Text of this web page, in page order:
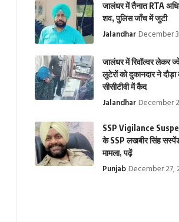
जालंधर में तैनात RTA
शव, पुलिस जाँच में जुटी
Jalandhar December
जालंधर में रिवॉल्वर लेकर
लुटेरों को दुकानदार ने
सीसीटीवी में कैद
Jalandhar December
SSP Vigilance
के SSP लखबीर सिंह
मामला, पढ़ें
Punjab December 27,